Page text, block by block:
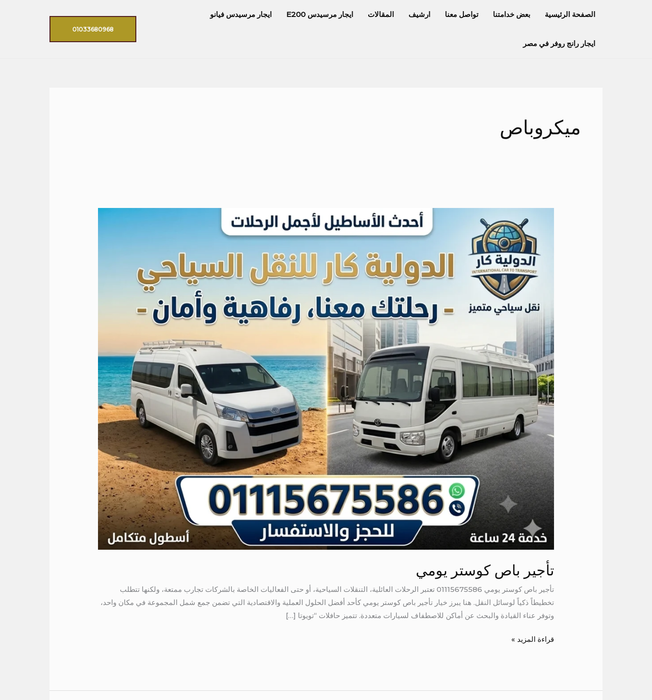
الصفحة الرئيسية بعض خدامتنا تواصل معنا ارشيف المقالات ايجار مرسيدس E200 ايجار مرسيدس فيانو
ايجار رانج روفر في مصر
01033680968
ميكروباص
تأجير باص كوستر يومي
تأجير باص كوستر يومي 01115675586 تعتبر الرحلات العائلية، التنقلات السياحية، أو حتى الفعاليات الخاصة بالشركات تجارب ممتعة، ولكنها تتطلب
تخطيطاً ذكياً لوسائل النقل. هنا يبرز خيار تأجير باص كوستر يومي كأحد أفضل الحلول العملية والاقتصادية التي تضمن جمع شمل المجموعة في مكان واحد،
وتوفر عناء القيادة والبحث عن أماكن للاصطفاف لسيارات متعددة. تتميز حافلات “تويوتا […]
كوستر
يومي
قراءة المزيد »